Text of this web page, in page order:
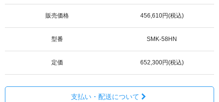
販売価格 456,610円(税込)
型番 SMK-58HN
定価 652,300円(税込)
支払い・配送について